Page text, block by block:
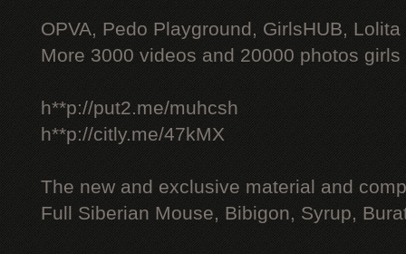
OPVA, Pedo Playground, GirlsHUB, Lolita
More 3000 videos and 20000 photos
h**p://put2.me/muhcsh
h**p://citly.me/47kMX
The new and exclusive material and
Full Siberian Mouse, Bibigon, Syrup,